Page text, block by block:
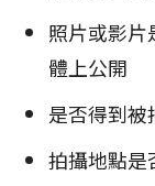
照片或影
體上公開
是否得到被
拍攝地點是